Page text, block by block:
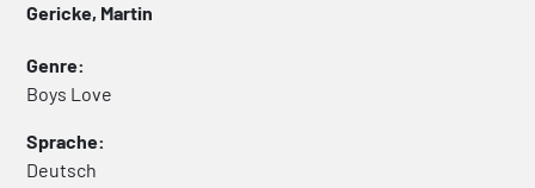
Gericke, Martin
Genre:
Boys Love
Sprache:
Deutsch